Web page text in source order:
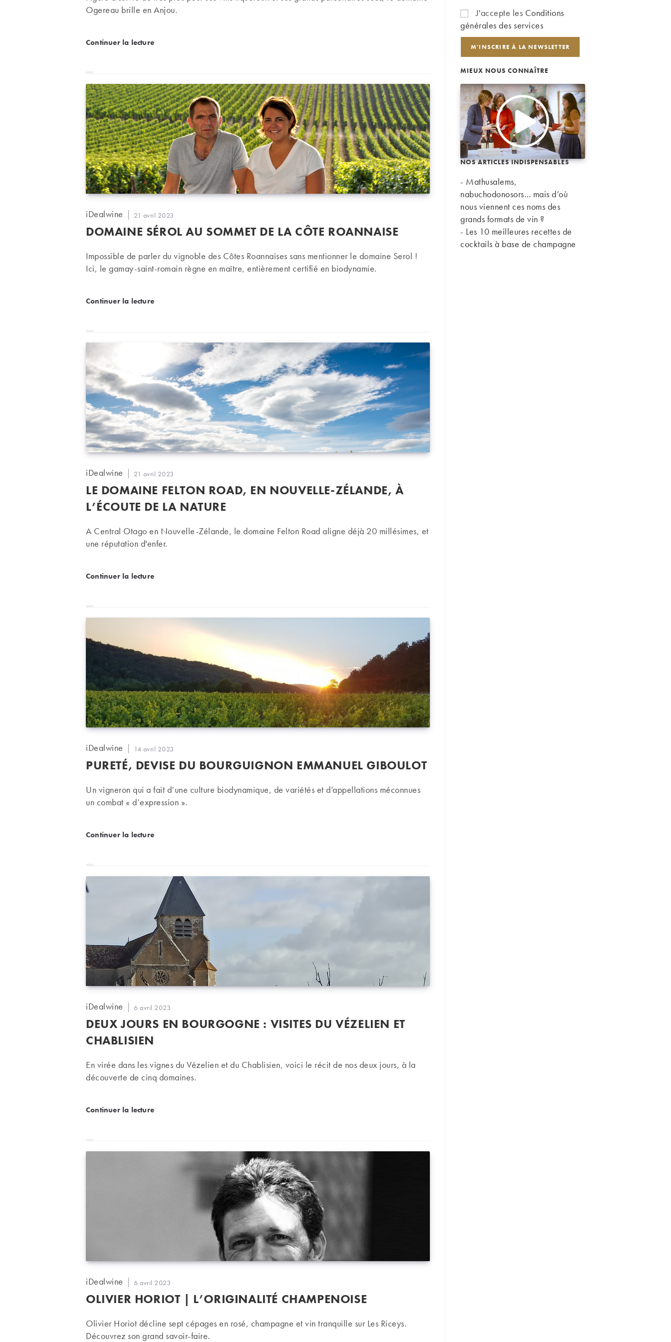
Ogereau brille en Anjou.
Continuer la lectureLes « terroirs qui causent » du domaine Ogereau
Auteur/autrice
la
iDealwine
Publication
publiée :
21 avril 2023
DOMAINE SÉROL AU SOMMET DE LA CÔTE ROANNAISE
Impossible de parler du vignoble des Côtes Roannaises sans mentionner le domaine Serol !
Ici, le gamay-saint-romain règne en maître, entièrement certifié en biodynamie.
Continuer la lectureDomaine Sérol au sommet de la Côte Roannaise
Auteur/autrice
la
publication :
iDealwine
Publication
21 avril 2023
LE DOMAINE FELTON ROAD, EN NOUVELLE-ZÉLANDE, À
L’ÉCOUTE DE LA NATURE
A Central Otago en Nouvelle-Zélande, le domaine Felton Road aligne déjà 20 millésimes, et
une réputation d'enfer.
Continuer la lectureLe domaine Felton Road, en Nouvelle-Zélande, à l’écoute de la nature
Auteur/autrice
la
iDealwine
Publication
14 avril 2023
PURETÉ, DEVISE DU BOURGUIGNON EMMANUEL GIBOULOT
Un vigneron qui a fait d’une culture biodynamique, de variétés et d’appellations méconnues
un combat « d’expression ».
Continuer la lecturePureté, devise du bourguignon Emmanuel Giboulot
Auteur/autrice
la
publication :
iDealwine
Publication
6 avril 2023
DEUX JOURS EN BOURGOGNE : VISITES DU VÉZELIEN ET
CHABLISIEN
En virée dans les vignes du Vézelien et du Chablisien, voici le récit de nos deux jours, à la
découverte de cinq domaines.
Continuer la lectureDeux jours en Bourgogne : visites du Vézelien et Chablisien
Auteur/autrice
la
iDealwine
Publication
6 avril 2023
OLIVIER HORIOT | L’ORIGINALITÉ CHAMPENOISE
Olivier Horiot décline sept cépages en rosé, champagne et vin tranquille sur Les Riceys.
Découvrez son grand savoir-faire.
J'accepte les Conditions
générales des services
MIEUX NOUS CONNAÎTRE
NOS ARTICLES INDISPENSABLES
- Mathusalems,
nabuchodonosors… mais d’où
nous viennent ces noms des
grands formats de vin ?
- Les 10 meilleures recettes de
cocktails à base de champagne